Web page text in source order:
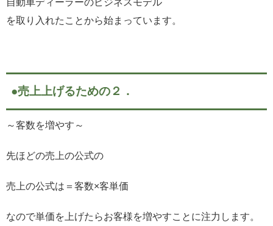
を取り入れたことから始まっています。
●売上上げるための２．
～客数を増やす～
先ほどの売上の公式の
売上の公式は＝客数×客単価
なので単価を上げたらお客様を増やすことに注力します。